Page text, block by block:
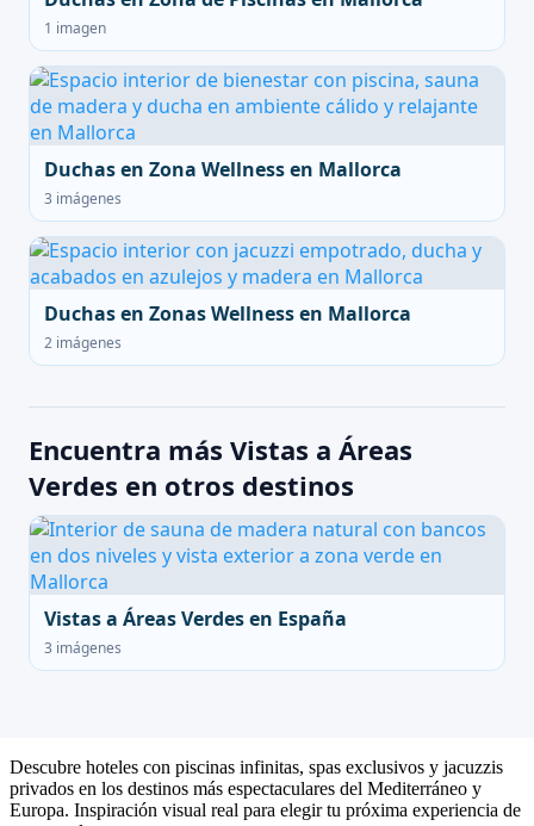
1 imagen
Duchas en Zona Wellness en Mallorca
3 imágenes
Duchas en Zonas Wellness en Mallorca
2 imágenes
Encuentra más Vistas a Áreas
Verdes en otros destinos
Vistas a Áreas Verdes en España
3 imágenes
Descubre hoteles con piscinas infinitas, spas exclusivos y jacuzzis
privados en los destinos más espectaculares del Mediterráneo y
Europa. Inspiración visual real para elegir tu próxima experiencia de